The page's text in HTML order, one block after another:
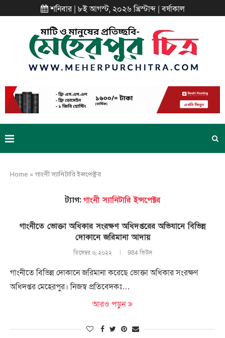
শনিবার | ৮ই আগস্ট, ২০২৬ খ্রিস্টাব্দ | বর্ষাকাল
Home » গাংনী স্যানিটারি ইন্সপেক্টর
ট্যাগ:গাংনী স্যানিটারি ইন্সপেক্টর
গাংনীতে ভোক্তা অধিকার সংরক্ষণ অধিদপ্তরের অভিযানে বিভিন্ন
দোকানে জরিমানা আদায়
ডিসেম্বর ৬, ২০২২ 984 ভিউস
গাংনীতে বিভিন্ন দোকানে জরিমানা করেছে ভোক্তা অধিকার সংরক্ষণ
অধিদপ্তর মেহেরপুর। নিজস্ব প্রতিবেদকঃ…
আরও পড়ুন